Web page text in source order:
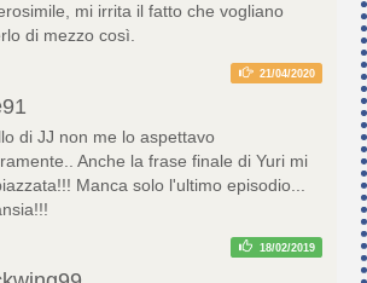
mi irrita il fatto che vogliano
di mezzo così.
21/04/2020
di JJ non me lo aspettavo
Anche la frase finale di Yuri mi
Manca solo l'ultimo episodio...
18/02/2019